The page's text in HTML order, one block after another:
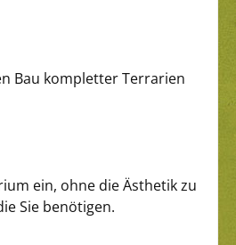
Bau kompletter Terrarien
ein, ohne die Ästhetik zu
Sie benötigen.